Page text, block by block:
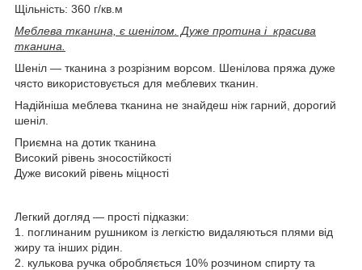
Щільність: 360 г/кв.м
Меблева тканина, є шенілом. Дуже протина і красива
тканина.
Шеніл — тканина з розрізним ворсом. Шенілова пряжа дуже
чясто використовується для меблевих тканин.
Надійніша меблева тканина не знайдеш ніж гарний, дорогий
шеніл.
Приємна на дотик тканина
Високий рівень зносостійкості
Дуже високий рівень міцності
Легкий догляд — прості підказки:
1. поглинаним рушником із легкістю видаляються плями від
жиру та інших рідин.
2. кулькова ручка обробляється 10% розчином спирту та